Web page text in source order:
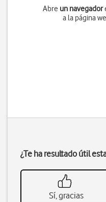
Abre un navegador
a la página
¿Te ha resultado útil
Sí, gracias